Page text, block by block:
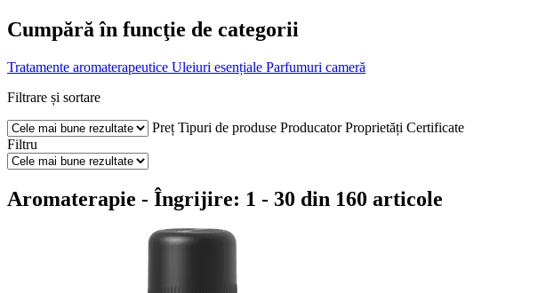
Cumpără în funcţie de categorii
Tratamente aromaterapeutice Uleiuri esențiale Parfumuri cameră
Filtrare și sortare
Preț Tipuri de produse Producator Proprietăți Certificate
Filtru
Aromaterapie - Îngrijire: 1 - 30 din 160 articole